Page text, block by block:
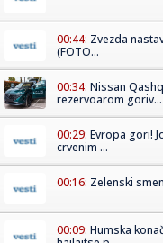
00:44: Zvezda
(FOTO...
00:34: Nissan
rezervoarom goriv...
00:29: Evropa gori!
crvenim ...
00:16: Zelenski
00:09: Humska
hajlajtse p...